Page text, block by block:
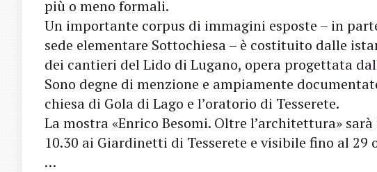
più o meno formali.
Un importante corpus di immagini esposte – in
sede elementare Sottochiesa – è costituito dalle
dei cantieri del Lido di Lugano, opera progettata
Sono degne di menzione e ampiamente
chiesa di Gola di Lago e l’oratorio di Tesserete.
La mostra «Enrico Besomi. Oltre l’architettura»
10.30 ai Giardinetti di Tesserete e visibile fino al 29
…